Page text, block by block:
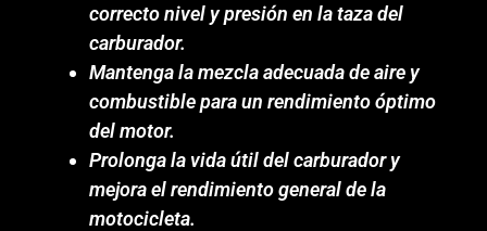
correcto nivel y presión en la taza del
carburador.
Mantenga la mezcla adecuada de aire y
combustible para un rendimiento óptimo
del motor.
Prolonga la vida útil del carburador y
mejora el rendimiento general de la
motocicleta.